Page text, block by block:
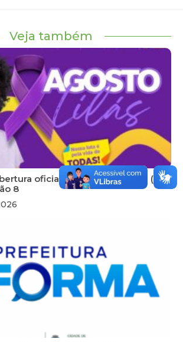
Veja também
oficial é nesta sexta-feira (7),
8